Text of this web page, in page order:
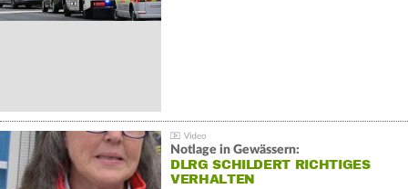
Notlage in Gewässern:
DLRG SCHILDERT RICHTIGES
VERHALTEN